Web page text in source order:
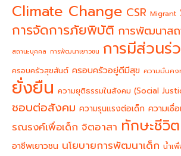
Climate Change CSR Migrant
การจัดการภัยพิบัติ การพัฒนาส
สถานะบุคคล การพัฒนาเยาวชน การมีส่วนร่
ครอบครัวสุขสันต์ ครอบครัวอยู่ดีมีสุข ความมั่นคง
ยั่งยืน ความยุติธรรมในสังคม (Social
ชอบต่อสังคม ความรุนแรงต่อเด็ก ความเชื่
รณรงค์เพื่อเด็ก จิตอาสา ทักษะชีวิ
อาชีพเยาวชน นโยบายการพัฒนาเด็ก น้ำเ